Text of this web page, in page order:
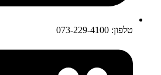
טלפון: 073-229-4100